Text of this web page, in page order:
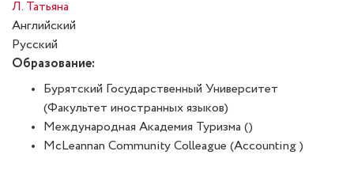
Л. Татьяна
Английский
Русский
Образование:
Бурятский Государственный Университет
(Факультет иностранных языков)
Международная Академия Туризма ()
McLeannan Community Colleague (Accounting )